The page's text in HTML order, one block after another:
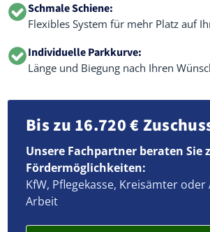
Schmale Schiene:
Flexibles System für mehr Platz auf
Individuelle Parkkurve:
Länge und Biegung nach Ihren
Bis zu 16.720 €
Unsere Fachpartner beraten Sie
Fördermöglichkeiten:
KfW, Pflegekasse, Kreisämter
Arbeit